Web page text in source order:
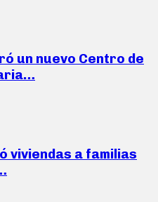
un nuevo Centro de
viviendas a familias